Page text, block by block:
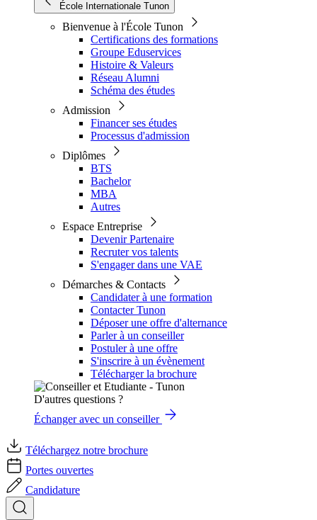
École Internationale Tunon
Bienvenue à l'École Tunon
Certifications des formations
Groupe Eduservices
Histoire & Valeurs
Réseau Alumni
Schéma des études
Admission
Financer ses études
Processus d'admission
Diplômes
BTS
Bachelor
MBA
Autres
Espace Entreprise
Devenir Partenaire
Recruter vos talents
S'engager dans une VAE
Démarches & Contacts
Candidater à une formation
Contacter Tunon
Déposer une offre d'alternance
Parler à un conseiller
Postuler à une offre
S'inscrire à un évènement
Télécharger la brochure
D'autres questions ?
Échanger avec un conseiller
Téléchargez notre brochure
Portes ouvertes
Candidature